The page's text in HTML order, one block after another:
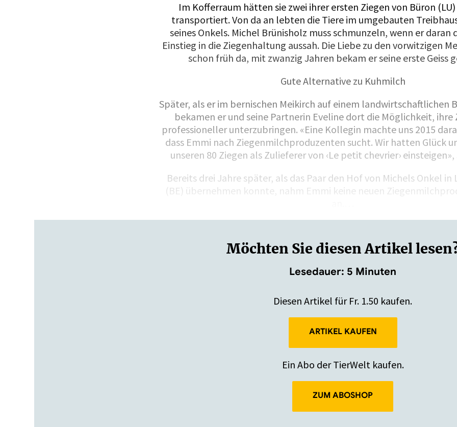
Im Kofferraum hätten sie zwei ihrer ersten Ziegen von Büron
transportiert. Von da an lebten die Tiere im umgebauten
seines Onkels. Michel Brünisholz muss schmunzeln, wenn er daran
Einstieg in die Ziegenhaltung aussah. Die Liebe zu den vorwitzigen
schon früh da, mit zwanzig Jahren bekam er seine erste Geiss
Gute Alternative zu Kuhmilch
Später, als er im bernischen Meikirch auf einem landwirtschaftlichen
bekamen er und seine Partnerin Eveline dort die Möglichkeit, ihre
professioneller unterzubringen. «Eine Kollegin machte uns 2015
dass Emmi nach Ziegenmilchproduzenten sucht. Wir hatten Glück
unseren 80 Ziegen als Zulieferer von ‹Le petit chevrier›
Bereits drei Jahre später, als das Paar den Hof von Michels Onkel in
(BE) übernehmen konnte, nahm Emmi keine neuen
Möchten Sie diesen Artikel
Lesedauer: 5 Minuten
Diesen Artikel für Fr. 1.50 kaufen.
ARTIKEL KAUFEN
Ein Abo der TierWelt kaufen.
ZUM ABOSHOP